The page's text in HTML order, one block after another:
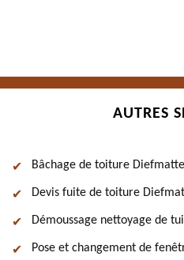
AUTRES
Bâchage de toiture
Devis fuite de toiture
Démoussage nettoyage de
Pose et changement de